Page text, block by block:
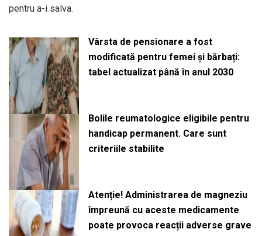
pentru a-i salva.
Vârsta de pensionare a fost
modificată pentru femei și bărbați:
tabel actualizat până în anul 2030
Bolile reumatologice eligibile pentru
handicap permanent. Care sunt
criteriile stabilite
Atenție! Administrarea de magneziu
împreună cu aceste medicamente
poate provoca reacții adverse grave